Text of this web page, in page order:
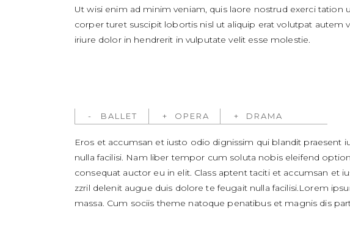
Ut wisi enim ad minim veniam, quis laore nostrud exerci tation
corper turet suscipit lobortis nisl ut aliquip erat volutpat autem
iriure dolor in hendrerit in vulputate velit esse molestie.
BALLET OPERA DRAMA
Eros et accumsan et iusto odio dignissim qui blandit
nulla facilisi. Nam liber tempor cum soluta nobis eleifend
consequat auctor eu in elit. Class aptent taciti et accumsan
zzril delenit augue duis dolore te feugait nulla facilisi.Lorem
massa. Cum sociis theme natoque penatibus et magnis dis